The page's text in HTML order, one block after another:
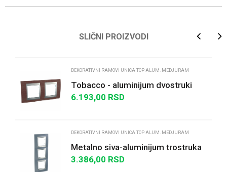
Poruka
SLIČNI PROIZVODI
DEKORATIVNI RAMOVI UNICA TOP ALUM. MEDJURAM
Tobacco - aluminijum dvostruki
6.193,00 RSD
DEKORATIVNI RAMOVI UNICA TOP ALUM. MEDJURAM
Metalno siva-aluminijum trostruka
vertikalna
3.386,00 RSD